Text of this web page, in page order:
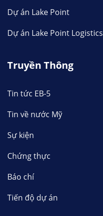
Dự án Lake Point
Dự án Lake Point Logistics
Truyền Thông
Tin tức EB-5
Tin về nước Mỹ
Sự kiện
Chứng thực
Báo chí
Tiến độ dự án